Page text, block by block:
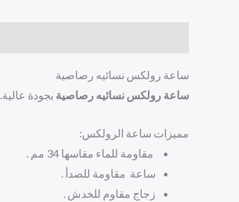
ساعة رولكس نسائيه رصاصية
ساعة رولكس نسائيه رصاصية بجودة عالية.
مميزات ساعة الرولكس:
مقاومة للماء مقاسها 34 مم .
ساعة مقاومة للصدأ .
زجاج مقاوم للخدش .